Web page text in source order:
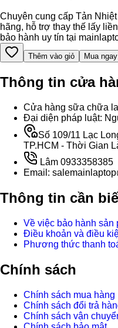
Chuyên cung cấp Tản
hãng, hỗ trợ thay thế lấy
bảo hành uy tín tại
Thêm vào giỏ Mua ngay
Thông tin cửa
Cửa hàng sữa chữa
Đại diện pháp luật:
Số 109/11 Lạc
TP.HCM - Thời Gian
Lâm 0933358385
Email:
Thông tin cần
Về việc bảo hành sản
Điều khoản và điều
Phương thức thanh
Chính sách
Chính sách mua hàng
Chính sách đổi trả
Chính sách vận